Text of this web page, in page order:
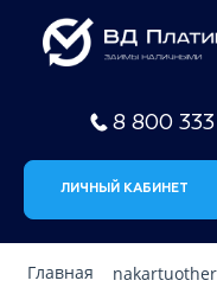
8 800
ЛИЧНЫЙ КАБИНЕТ
Главная nakartuother